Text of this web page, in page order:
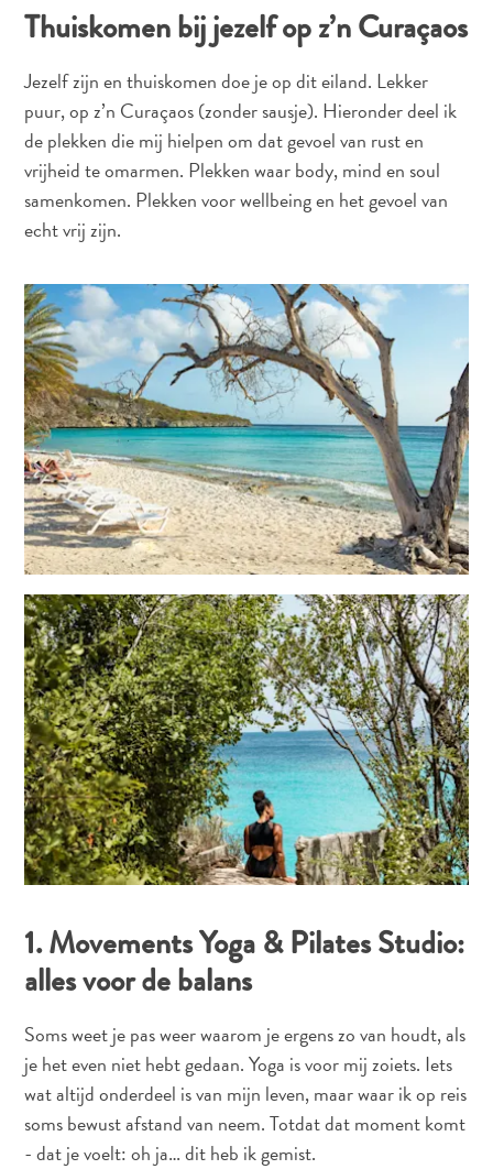
Taxidiensten
Tours
Winkelgebieden
Waar
te
verblijven
All-
inclusive
Appartementen
Hotels
en
Resorts
je
bezoek
Thuiskomen bij jezelf op z’n Curaçaos
Jezelf zijn en thuiskomen doe je op dit eiland. Lekker
puur, op z’n Curaçaos (zonder sausje). Hieronder deel ik
de plekken die mij hielpen om dat gevoel van rust en
vrijheid te omarmen. Plekken waar body, mind en soul
samenkomen. Plekken voor wellbeing en het gevoel van
echt vrij zijn.
1. Movements Yoga & Pilates Studio:
alles voor de balans
Soms weet je pas weer waarom je ergens zo van houdt, als
je het even niet hebt gedaan. Yoga is voor mij zoiets. Iets
wat altijd onderdeel is van mijn leven, maar waar ik op reis
soms bewust afstand van neem. Totdat dat moment komt
- dat je voelt: oh ja… dit heb ik gemist.